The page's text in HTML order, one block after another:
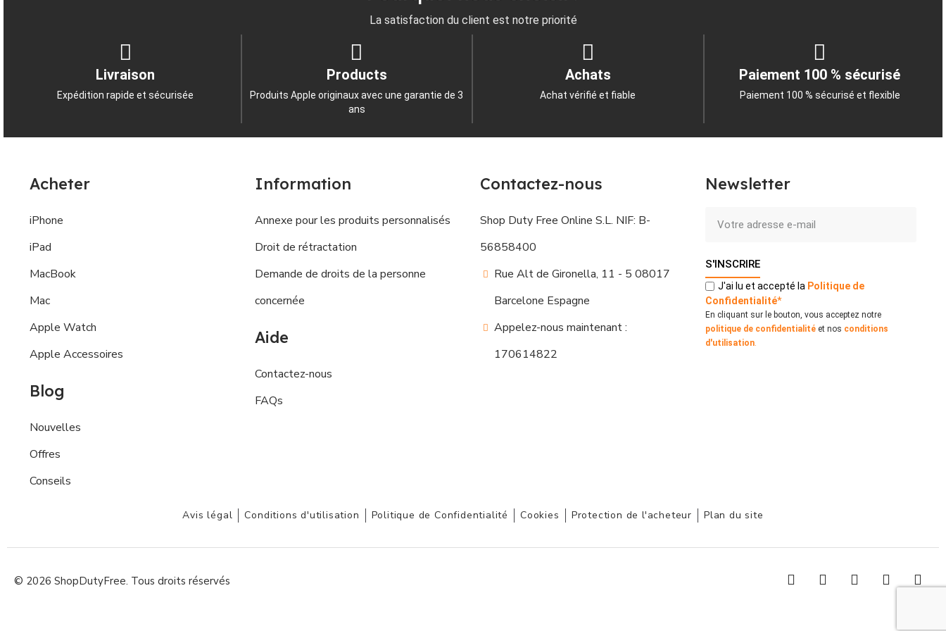
La satisfaction du client est notre priorité
Livraison
Expédition rapide et sécurisée
Products
Produits Apple originaux avec une garantie de 3
ans
Achats
Achat vérifié et fiable
Paiement 100 % sécurisé
Paiement 100 % sécurisé et flexible
Acheter
iPhone
iPad
MacBook
Mac
Apple Watch
Apple Accessoires
Blog
Nouvelles
Offres
Conseils
Information
Annexe pour les produits personnalisés
Droit de rétractation
Demande de droits de la personne
concernée
Aide
Contactez-nous
FAQs
Contactez-nous
Shop Duty Free Online S.L. NIF: B-
56858400
Rue Alt de Gironella, 11 - 5 08017
Barcelone Espagne
Appelez-nous maintenant :
170614822
Newsletter
S'INSCRIRE
J'ai lu et accepté la Politique de
Confidentialité*
En cliquant sur le bouton, vous acceptez notre
politique de confidentialité et nos conditions
d'utilisation.
Avis légal Conditions d'utilisation Politique de Confidentialité Cookies Protection de l'acheteur Plan du site
© 2026 ShopDutyFree. Tous droits réservés